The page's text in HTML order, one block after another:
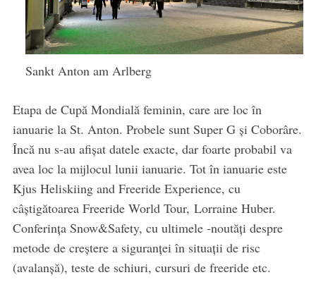
Sankt Anton am Arlberg
Etapa de Cupă Mondială feminin, care are loc în
ianuarie la St. Anton. Probele sunt Super G şi Coborâre.
Încă nu s-au afişat datele exacte, dar foarte probabil va
avea loc la mijlocul lunii ianuarie. Tot în ianuarie este
Kjus Heliskiing and Freeride Experience, cu
câştigătoarea Freeride World Tour, Lorraine Huber.
Conferinţa Snow&Safety, cu ultimele -noutăţi despre
metode de creştere a siguranţei în situaţii de risc
(avalanşă), teste de schiuri, cursuri de freeride etc.